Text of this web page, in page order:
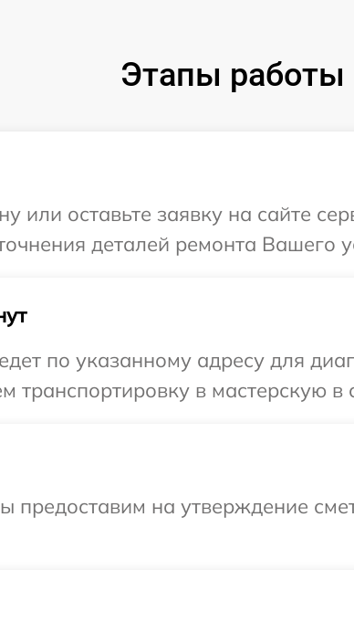
Этапы работы
или оставьте заявку на сайте
деталей ремонта Вашего
по указанному адресу для
транспортировку в мастерскую в
предоставим на утверждение